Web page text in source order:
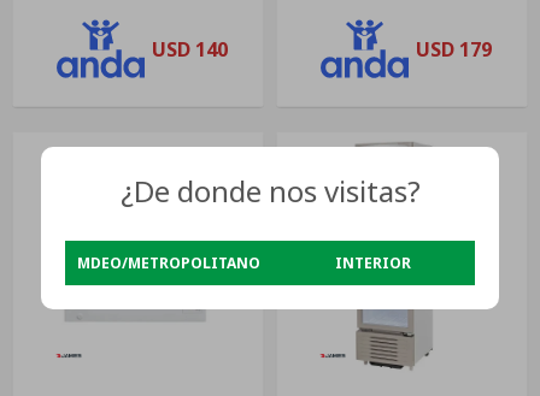
USD 140 USD 179
¿De donde nos visitas?
MDEO/METROPOLITANO INTERIOR